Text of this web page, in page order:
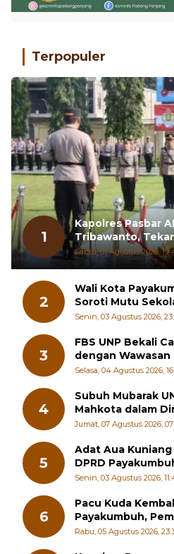
Terpopuler
1
Kapolres Pasbar
Tribawanto,
Pelayanan dan
Masyarakat
Sabtu, 01 Agustus 2026,
2
Wali Kota
Soroti Mutu
RSUD
Senin, 03 Agustus 2026,
3
FBS UNP Bekali
dengan Wawasan
Kewirausahaan
Selasa, 04 Agustus 2026,
4
Subuh Mubarak
Mahkota dalam
Jumat, 07 Agustus 2026,
5
Adat Aua
DPRD
Generasi Muda
Senin, 03 Agustus 2026,
6
Pacu Kuda
Payakumbuh,
Persiapan!
Rabu, 05 Agustus 2026,